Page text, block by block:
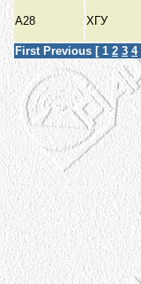
А28 ХГУ
First Previous [ 1 2 3 4